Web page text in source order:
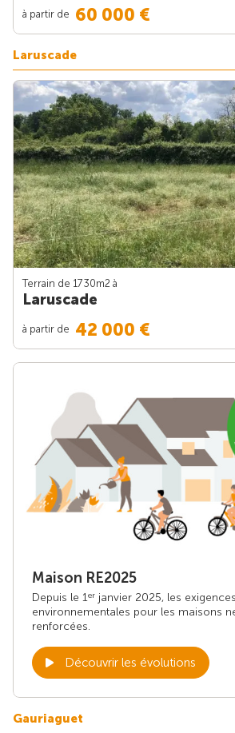
à partir de 60 000 €
Laruscade
Terrain de 1730m2 à
Laruscade
à partir de 42 000 €
Maison RE2025
Depuis le 1er janvier 2025, les exigences
environnementales pour les maisons
renforcées.
Découvrir les évolutions
Gauriaguet